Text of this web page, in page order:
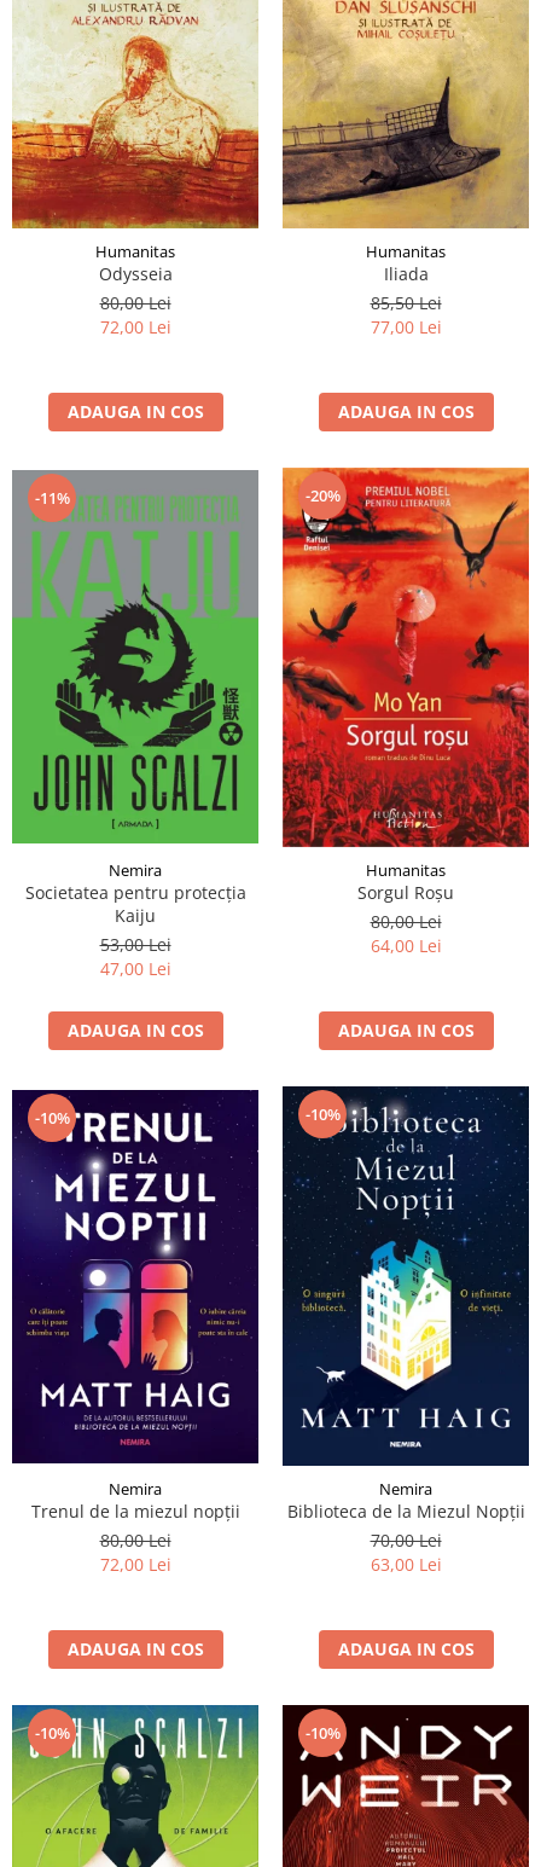
Humanitas
Odysseia
80,00 Lei
72,00 Lei
ADAUGA IN COS
Humanitas
Iliada
85,50 Lei
77,00 Lei
ADAUGA IN COS
-11%
Nemira
Societatea pentru protecția
Kaiju
53,00 Lei
47,00 Lei
ADAUGA IN COS
-20%
Humanitas
Sorgul Roșu
80,00 Lei
64,00 Lei
ADAUGA IN COS
-10%
Nemira
Trenul de la miezul nopții
80,00 Lei
72,00 Lei
ADAUGA IN COS
-10%
Nemira
Biblioteca de la Miezul Nopții
70,00 Lei
63,00 Lei
ADAUGA IN COS
-10% -10%